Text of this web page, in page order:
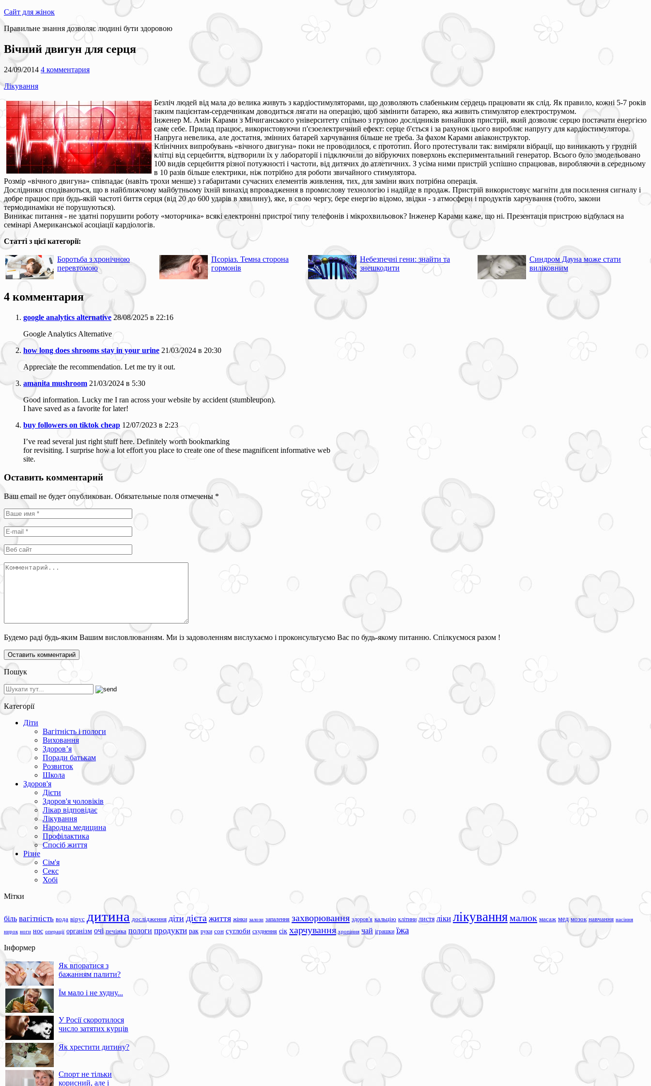
Сайт для жінок
Правильне знання дозволяє людині бути здоровою
Вічний двигун для серця
24/09/2014 4 комментария
Лікування
Безліч людей від мала до велика живуть з кардіостимуляторами, що дозволяють слабеньким сердець працювати як слід. Як правило, кожні 5-7 років
таким пацієнтам-сердечникам доводиться лягати на операцію, щоб замінити батарею, яка живить стимулятор електрострумом.
Інженер М. Амін Карами з Мічиганського університету спільно з групою дослідників винайшов пристрій, який дозволяє серцю постачати енергією
саме себе. Прилад працює, використовуючи п'єзоелектричний ефект: серце б'ється і за рахунок цього виробляє напругу для кардіостимулятора.
Напруга невелика, але достатня, змінних батарей харчування більше не треба. За фахом Карами авіаконструктор.
Клінічних випробувань «вічного двигуна» поки не проводилося, є прототип. Його протестували так: виміряли вібрації, що виникають у грудній
клітці від серцебиття, відтворили їх у лабораторії і підключили до вібруючих поверхонь експериментальний генератор. Всього було змодельовано
100 видів серцебиття різної потужності і частоти, від дитячих до атлетичних. З усіма ними пристрій успішно спрацював, виробляючи в середньому
в 10 разів більше електрики, ніж потрібно для роботи звичайного стимулятора.
Розмір «вічного двигуна» співпадає (навіть трохи менше) з габаритами сучасних елементів живлення, тих, для заміни яких потрібна операція.
Дослідники сподіваються, що в найближчому майбутньому їхній винахід впровадження в промислову технологію і надійде в продаж. Пристрій використовує магніти для посилення сигналу і
добре працює при будь-якій частоті биття серця (від 20 до 600 ударів в хвилину), яке, в свою чергу, бере енергію відомо, звідки - з атмосфери і продуктів харчування (тобто, закони
термодинаміки не порушуються).
Виникає питання - не здатні порушити роботу «моторчика» всякі електронні пристрої типу телефонів і мікрохвильовок? Інженер Карами каже, що ні. Презентація пристрою відбулася на
семінарі Американської асоціації кардіологів.
Статті з цієї категорії:
Боротьба з хронічною
перевтомою
Псоріаз. Темна сторона
гормонів
Небезпечні гени: знайти та
знешкодити
Синдром Дауна може стати
виліковним
4 комментария
google analytics alternative 28/08/2025 в 22:16
Google Analytics Alternative
how long does shrooms stay in your urine 21/03/2024 в 20:30
Appreciate the recommendation. Let me try it out.
amanita mushroom 21/03/2024 в 5:30
Good information. Lucky me I ran across your website by accident (stumbleupon).
I have saved as a favorite for later!
buy followers on tiktok cheap 12/07/2023 в 2:23
I’ve read several just right stuff here. Definitely worth bookmarking
for revisiting. I surprise how a lot effort you place to create one of these magnificent informative web
site.
Оставить комментарий
Ваш email не будет опубликован. Обязательные поля отмечены *
Будемо раді будь-яким Вашим висловлюванням. Ми із задоволенням вислухаємо і проконсультуємо Вас по будь-якому питанню. Спілкуємося разом !
Пошук
Категорії
Діти
Вагітність і пологи
Виховання
Здоров’я
Поради батькам
Розвиток
Школа
Здоров'я
Дієти
Здоров'я чоловіків
Лікар відповідає
Лікування
Народна медицина
Профілактика
Спосіб життя
Різне
Сім'я
Секс
Хобі
Мітки
біль вагітність вода вірус дитина дослідження діти дієта життя жінки залози запалення захворювання здоров'я кальцію клітини листя ліки лікуваннямалюк масаж мед мозок навчання насіння
нирок ноги нос операції організм очі печінка пологи продукти рак руки сон суглоби схуднення сік харчування хропіння чай іграшки їжа
Інформер
Як впоратися з
бажанням палити?
Їм мало і не худну...
У Росії скоротилося
число затятих курців
Як хрестити дитину?
Спорт не тільки
корисний, але і